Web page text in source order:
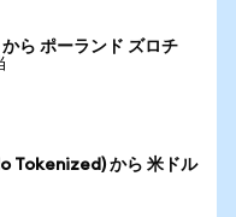
ら ポーランド ズロチ
Tokenized) から 米ドル